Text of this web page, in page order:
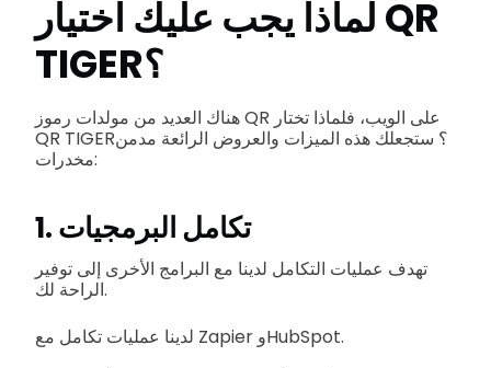
لماذا يجب عليك اختيار QR
TIGER؟
هناك العديد من مولدات رموز QR على الويب، فلماذا تختار
QR TIGER؟ ستجعلك هذه الميزات والعروض الرائعة مدمن
مخدرات:
1. تكامل البرمجيات
تهدف عمليات التكامل لدينا مع البرامج الأخرى إلى توفير
الراحة لك.
لدينا عمليات تكامل مع Zapier وHubSpot.